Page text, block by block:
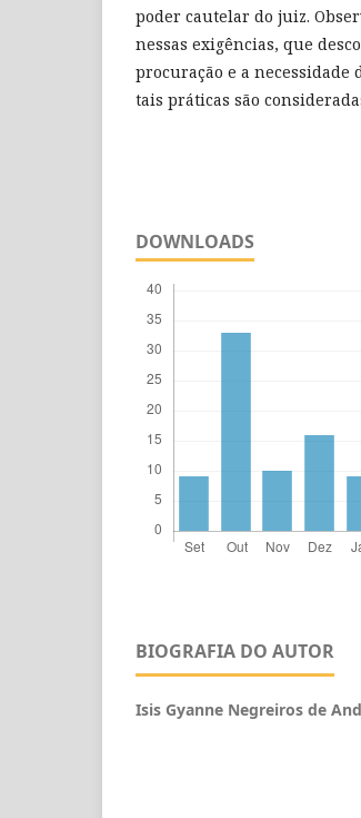
poder cautelar do juiz.
nessas exigências, que
procuração e a necessidade
tais práticas são
DOWNLOADS
BIOGRAFIA DO AUTOR
Isis Gyanne Negreiros de